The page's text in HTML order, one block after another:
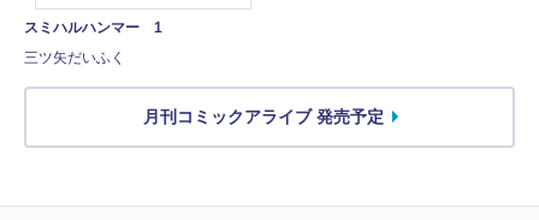
スミハルハンマー 1
三ツ矢だいふく
月刊コミックアライブ 発売予定